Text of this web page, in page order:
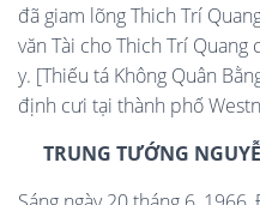
đã giam lõng Thich Trí
văn Tài cho Thich Trí
y. [Thiếu tá Không Quân
định cưi tại thành phố
TRUNG TƯỚNG